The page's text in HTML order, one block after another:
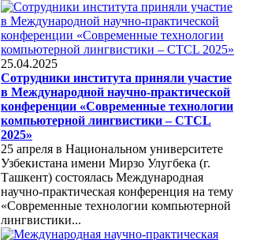
25.04.2025
Сотрудники института приняли участие
в Международной научно-практической
конференции «Современные технологии
компьютерной лингвистики – CTCL
2025»
25 апреля в Национальном университете
Узбекистана имени Мирзо Улугбека (г.
Ташкент) состоялась Международная
научно-практическая конференция на тему
«Современные технологии компьютерной
лингвистики...